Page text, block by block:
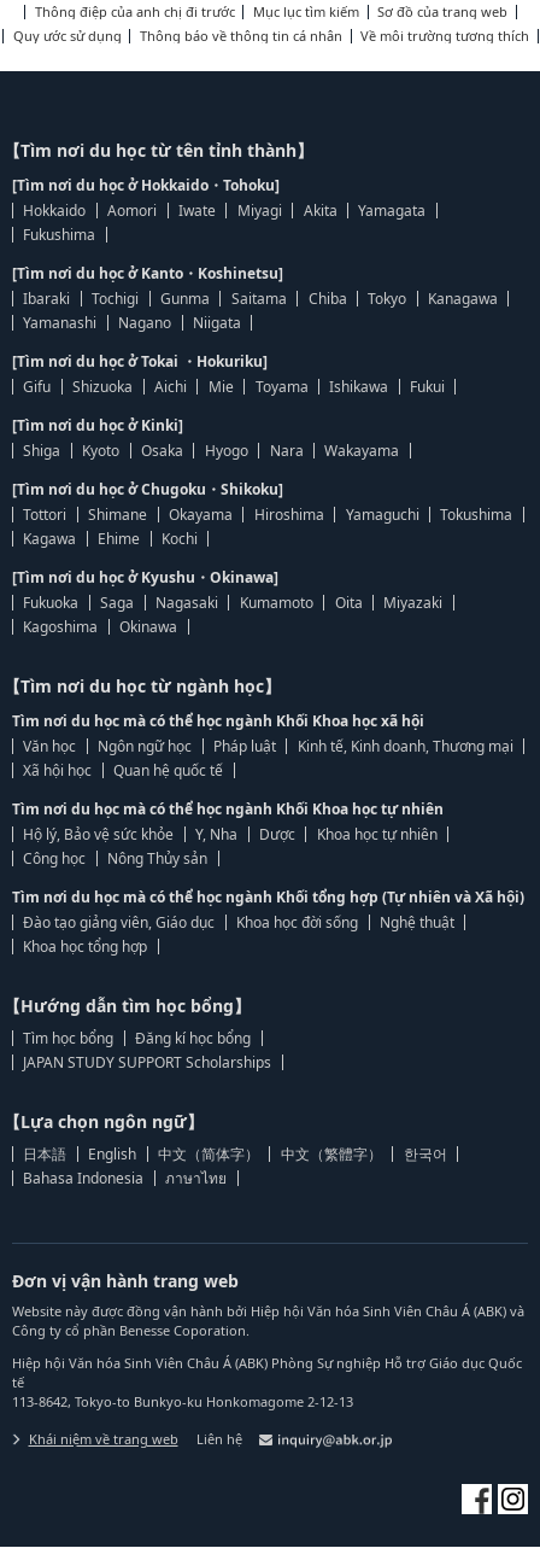
Thông điệp của anh chị đi trước
Mục lục tìm kiếm
Sơ đồ của trang web
Quy ước sử dụng
Thông báo về thông tin cá nhân Về môi trường tương thích
【Tìm nơi du học từ tên tỉnh thành】
[Tìm nơi du học ở Hokkaido・Tohoku]
Hokkaido
Aomori Iwate Miyagi Akita
Yamagata
Fukushima
[Tìm nơi du học ở Kanto・Koshinetsu]
Ibaraki
Tochigi Gunma Saitama Chiba Tokyo
Kanagawa
Yamanashi
Nagano
Niigata
[Tìm nơi du học ở Tokai ・Hokuriku]
Gifu
Shizuoka Aichi Mie Toyama Ishikawa
Fukui
[Tìm nơi du học ở Kinki]
Shiga
Kyoto Osaka Hyogo Nara
Wakayama
[Tìm nơi du học ở Chugoku・Shikoku]
Tottori
Shimane Okayama Hiroshima Yamaguchi
Tokushima
Kagawa
Ehime
Kochi
[Tìm nơi du học ở Kyushu・Okinawa]
Fukuoka
Saga Nagasaki Kumamoto Oita
Miyazaki
Kagoshima
Okinawa
【Tìm nơi du học từ ngành học】
Tìm nơi du học mà có thể học ngành Khối Khoa học xã hội
Văn học
Ngôn ngữ học Pháp luật
Kinh tế, Kinh doanh, Thương mại
Xã hội học
Quan hệ quốc tế
Tìm nơi du học mà có thể học ngành Khối Khoa học tự nhiên
Hộ lý, Bảo vệ sức khỏe
Y, Nha Dược
Khoa học tự nhiên
Công học
Nông Thủy sản
Tìm nơi du học mà có thể học ngành Khối tổng hợp (Tự nhiên và Xã hội)
Đào tạo giảng viên, Giáo dục
Khoa học đời sống
Nghệ thuật
Khoa học tổng hợp
【Hướng dẫn tìm học bổng】
Tìm học bổng
Đăng kí học bổng
JAPAN STUDY SUPPORT Scholarships
【Lựa chọn ngôn ngữ】
日本語 English 中文（简体字） 中文（繁體字）
한국어
Bahasa Indonesia
ภาษาไทย
Đơn vị vận hành trang web
Website này được đồng vận hành bởi Hiệp hội Văn hóa Sinh Viên Châu Á (ABK) và
Công ty cổ phần Benesse Coporation.
Hiệp hội Văn hóa Sinh Viên Châu Á (ABK) Phòng Sự nghiệp Hỗ trợ Giáo dục Quốc
tế
113-8642, Tokyo-to Bunkyo-ku Honkomagome 2-12-13
Khái niệm về trang web Liên hệ